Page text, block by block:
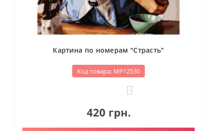
Картина по номерам "Страсть"
Код товара: МР12530
420 грн.